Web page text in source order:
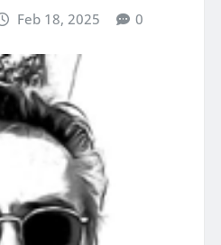
Feb 18, 2025 0